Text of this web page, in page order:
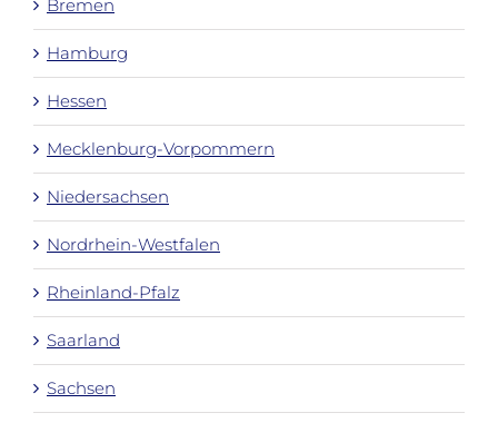
Bremen
Hamburg
Hessen
Mecklenburg-Vorpommern
Niedersachsen
Nordrhein-Westfalen
Rheinland-Pfalz
Saarland
Sachsen